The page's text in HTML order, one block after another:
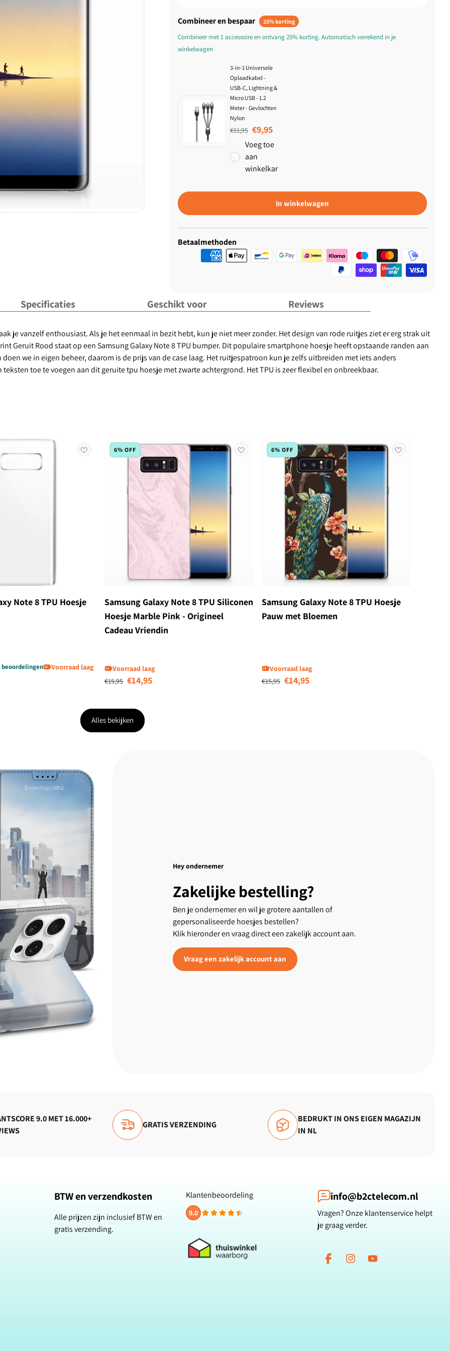
Combineer en bespaar 25% korting
Combineer met 1 accessoire en ontvang 25% korting. Automatisch verrekend in je
winkelwagen
3-in-1 Universele
Oplaadkabel -
USB-C, Lightning &
Micro USB - 1.2
Meter - Gevlochten
Nylon
Normale prijs
€11,95 Aanbiedingsprijs
€9,95
Voeg toe
aan
winkelkar
In winkelwagen
Betaalmethoden
Specificaties Geschikt voor Reviews
je vanzelf enthousiast. Als je het eenmaal in bezit hebt, kun je niet meer zonder. Het design van rode ruitjes ziet er erg strak uit
Geruit Rood staat op een Samsung Galaxy Note 8 TPU bumper. Dit populaire smartphone hoesje heeft opstaande randen aan
we in eigen beheer, daarom is de prijs van de case laag. Het ruitjespatroon kun je zelfs uitbreiden met iets anders
toe te voegen aan dit geruite tpu hoesje met zwarte achtergrond. Het TPU is zeer flexibel en onbreekbaar.
Note 8 TPU Hoesje
beoordelingen Voorraad laag
6% OFF
Samsung Galaxy Note 8 TPU Siliconen
Hoesje Marble Pink - Origineel
Cadeau Vriendin
Voorraad laag
Normale prijs
€15,95 Aanbiedingsprijs
€14,95
6% OFF
Samsung Galaxy Note 8 TPU Hoesje
Pauw met Bloemen
Voorraad laag
Normale prijs
€15,95 Aanbiedingsprijs
€14,95
Alles bekijken
Hey ondernemer
Zakelijke bestelling?
Ben je ondernemer en wil je grotere aantallen of
gepersonaliseerde hoesjes bestellen?
Klik hieronder en vraag direct een zakelijk account aan.
Vraag een zakelijk account aan
9.0 MET 16.000+
GRATIS VERZENDING
BEDRUKT IN ONS EIGEN MAGAZIJN
IN NL
BTW en verzendkosten
Alle prijzen zijn inclusief BTW en
gratis verzending.
Klantenbeoordeling
9.0
info@b2ctelecom.nl
Vragen? Onze klantenservice helpt
je graag verder.
FacebookInstagramYouTube